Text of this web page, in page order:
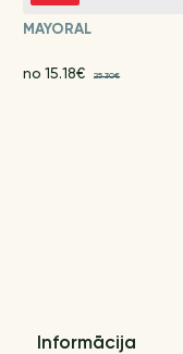
MAYORAL
no 15.18€ 25.30€
Informācija